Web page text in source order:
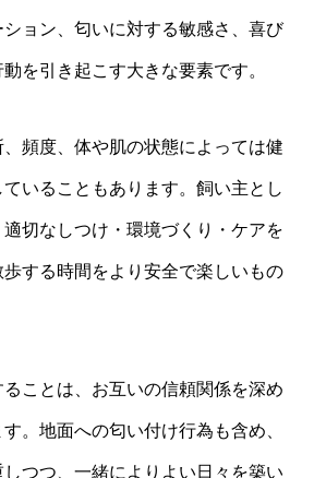
ョン、匂いに対する敏感さ、喜び
を引き起こす大きな要素です。
頻度、体や肌の状態によっては健
いることもあります。飼い主とし
切なしつけ・環境づくり・ケアを
する時間をより安全で楽しいもの
ことは、お互いの信頼関係を深め
。地面への匂い付け行為も含め、
つつ、一緒によりよい日々を築い